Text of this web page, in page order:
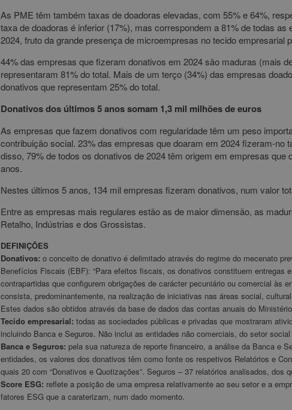
As PME têm também taxas de doadoras elevadas, com 55% e 64%,
taxa de doadoras é inferior (17%), mas correspondem a 81% de todas
2024, fruto da grande presença de microempresas no tecido empresarial
44% das empresas que fizeram donativos em 2024 são maduras (mais
representaram 81% do total. Mais de um terço (34%) das empresas
donativos que representam 25% do total.
Donativos dos últimos 5 anos somam 1,3 mil milhões de euros
As empresas que fazem donativos com regularidade têm um peso
contribuição social. 23% das empresas que doaram em 2024 fizeram-no
disso, 79% de todos os donativos de 2024 têm origem em empresas que
anos.
Nestes últimos 5 anos, 134 mil empresas fizeram donativos, num valor
Entre as empresas mais regulares estão as de maior dimensão, as
Retalho, Indústrias e dos Grossistas.
DEFINIÇÕES
Donativos: o conceito de donativo é delimitado através do regime do mecenato
Benefícios Fiscais (EBF): “Para efeitos fiscais, os donativos constituem entregas
contrapartidas que configurem obrigações de carácter pecuniário ou comercial às
consista, predominantemente, na realização de iniciativas nas áreas social,
Estes dados são obtidos através da base de dados das contas anuais do
Tecido empresarial: todas as sociedades públicas e privadas que mostraram
incluindo Banca e Seguros. Não inclui as entidades não comerciais, do setor
Banca e Seguros: pela sua natureza de reporte financeiro, a análise da Banca e
entidades, os valores dos donativos têm como fonte os respetivos Relatórios e
quais 20 com “Donativos e Quotizações”. Seguros – 37 relatórios analisados, dos
Score ESG: reflete a posição de uma empresa relativamente ao seu setor e a
fatores ESG que a caraterizam, num dado momento.